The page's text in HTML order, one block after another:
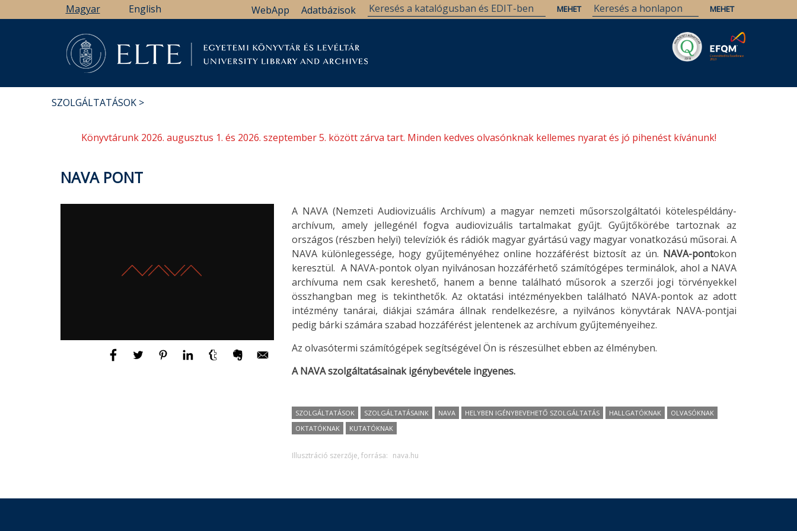
a
Magyar English Adatbázisok
WebApp
SZOLGÁLTATÁSOK
Könyvtárunk 2026. augusztus 1. és 2026. szeptember 5. között zárva tart. Minden kedves olvasónknak kellemes nyarat és jó pihenést kívánunk!
NAVA PONT
A NAVA (Nemzeti Audiovizuális Archívum) a magyar nemzeti műsorszolgáltatói kötelespéldány-
archívum, amely jellegénél fogva audiovizuális tartalmakat gyűjt. Gyűjtőkörébe tartoznak az
országos (részben helyi) televíziók és rádiók magyar gyártású vagy magyar vonatkozású műsorai. A
NAVA különlegessége, hogy gyűjteményéhez online hozzáférést biztosít az ún. NAVA-pontokon
keresztül. A NAVA-pontok olyan nyilvánosan hozzáférhető számítógépes terminálok, ahol a NAVA
archívuma nem csak kereshető, hanem a benne található műsorok a szerzői jogi törvényekkel
összhangban meg is tekinthetők. Az oktatási intézményekben található NAVA-pontok az adott
intézmény tanárai, diákjai számára állnak rendelkezésre, a nyilvános könyvtárak NAVA-pontjai
pedig bárki számára szabad hozzáférést jelentenek az archívum gyűjteményeihez.
Az olvasótermi számítógépek segítségével Ön is részesülhet ebben az élményben.
A NAVA szolgáltatásainak igénybevétele ingyenes.
SZOLGÁLTATÁSOK SZOLGÁLTATÁSAINK NAVA HELYBEN IGÉNYBEVEHETŐ SZOLGÁLTATÁS HALLGATÓKNAK
OLVASÓKNAK
OKTATÓKNAK
KUTATÓKNAK
Illusztráció szerzője, forrása: nava.hu